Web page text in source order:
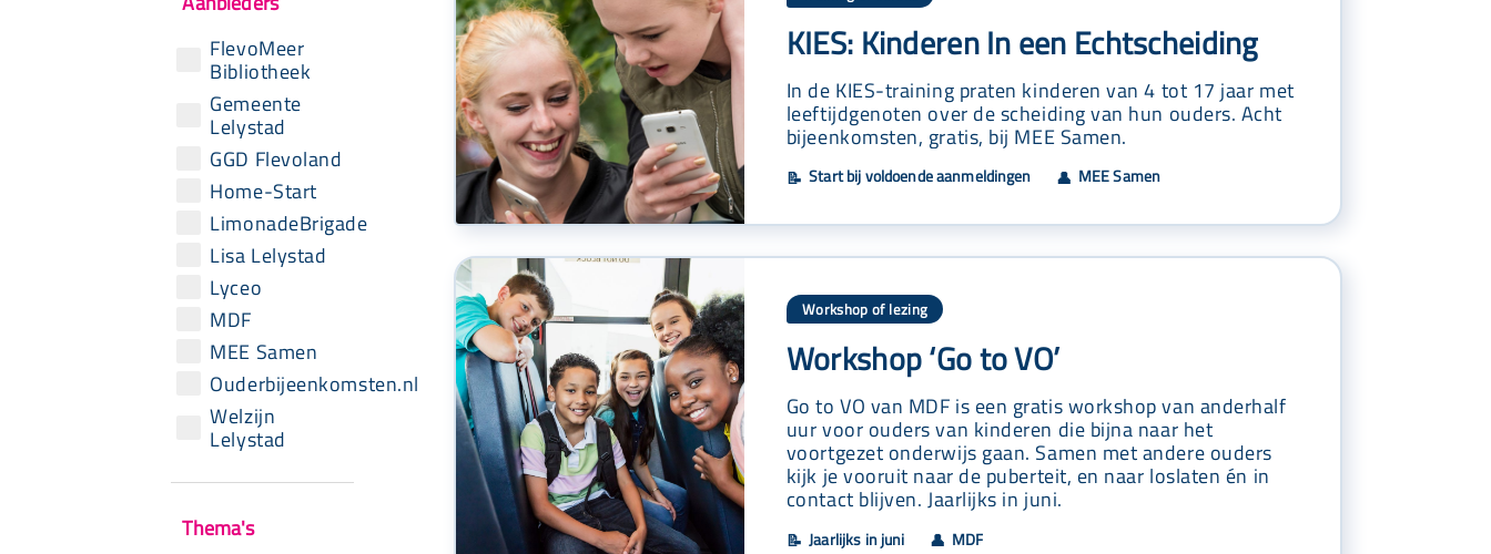
FlevoMeer
Bibliotheek
Gemeente
Lelystad
GGD Flevoland
Home-Start
LimonadeBrigade
Lisa Lelystad
Lyceo
MDF
MEE Samen
Ouderbijeenkomsten.nl
Welzijn
Lelystad
Thema's
KIES: Kinderen In een Echtscheiding
In de KIES-training praten kinderen van 4 tot 17 jaar met
leeftijdgenoten over de scheiding van hun ouders. Acht
bijeenkomsten, gratis, bij MEE Samen.
📝 Start bij voldoende aanmeldingen 👤 MEE Samen
Workshop of lezing
Workshop ‘Go to VO’
Go to VO van MDF is een gratis workshop van anderhalf
uur voor ouders van kinderen die bijna naar het
voortgezet onderwijs gaan. Samen met andere ouders
kijk je vooruit naar de puberteit, en naar loslaten én in
contact blijven. Jaarlijks in juni.
📝 Jaarlijks in juni 👤 MDF